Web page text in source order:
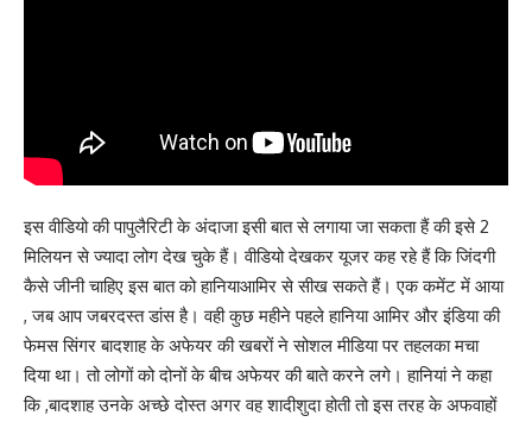
इस वीडियो की पापुलैरिटी के अंदाजा इसी बात से लगाया जा सकता हैं की इसे 2
मिलियन से ज्यादा लोग देख चुके हैं। वीडियो देखकर यूजर कह रहे हैं कि जिंदगी
कैसे जीनी चाहिए इस बात को हानियाआमिर से सीख सकते हैं। एक कमेंट में आया
, जब आप जबरदस्त डांस है। वही कुछ महीने पहले हानिया आमिर और इंडिया की
फेमस सिंगर बादशाह के अफेयर की खबरों ने सोशल मीडिया पर तहलका मचा
दिया था। तो लोगों को दोनों के बीच अफेयर की बाते करने लगे। हानियां ने कहा
कि ,बादशाह उनके अच्छे दोस्त अगर वह शादीशुदा होती तो इस तरह के अफवाहों